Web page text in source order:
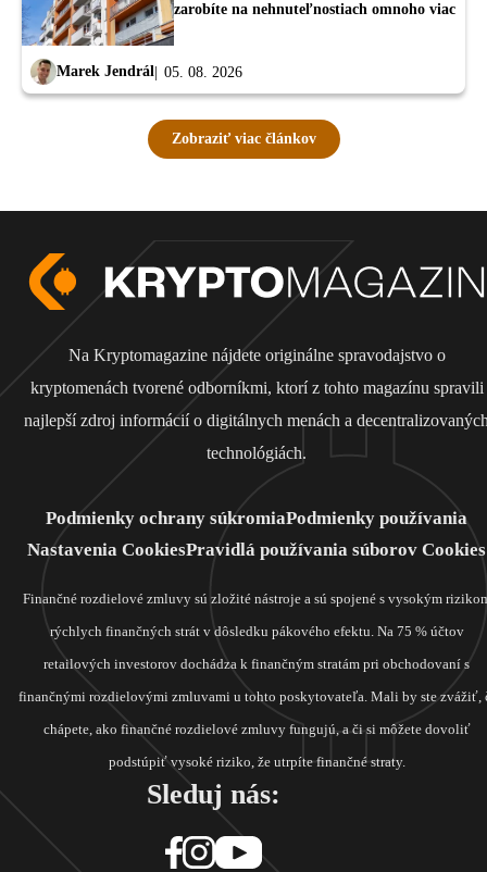
zarobíte na nehnuteľnostiach omnoho viac
Marek Jendrál 05. 08. 2026
Zobraziť viac článkov
Na Kryptomagazine nájdete originálne spravodajstvo o
kryptomenách tvorené odborníkmi, ktorí z tohto magazínu spravili
najlepší zdroj informácií o digitálnych menách a
technológiách.
Podmienky ochrany súkromiaPodmienky používania
Nastavenia CookiesPravidlá používania súborov Cookies
Finančné rozdielové zmluvy sú zložité nástroje a sú spojené s vysokým
rýchlych finančných strát v dôsledku pákového efektu. Na 75 % účtov
retailových investorov dochádza k finančným stratám pri obchodovaní s
finančnými rozdielovými zmluvami u tohto poskytovateľa. Mali by ste zvážiť,
chápete, ako finančné rozdielové zmluvy fungujú, a či si môžete dovoliť
podstúpiť vysoké riziko, že utrpíte finančné straty.
Sleduj nás: